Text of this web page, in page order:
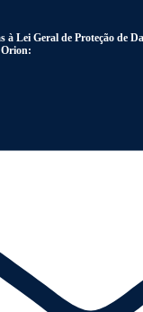
à Lei Geral de Proteção de